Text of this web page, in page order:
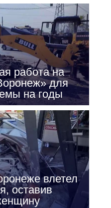
работа на
для
на годы
влетел
оставив